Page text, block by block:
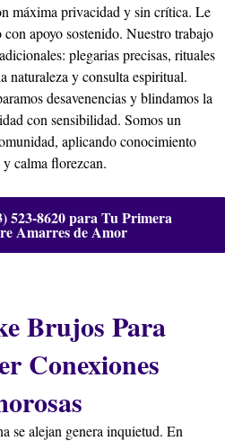
máxima privacidad y sin crítica. Le
apoyo sostenido. Nuestro trabajo
plegarias precisas, rituales
naturaleza y consulta espiritual.
desavenencias y blindamos la
con sensibilidad. Somos un
aplicando conocimiento
calma florezcan.
523-8620 para Tu Primera
Amarres de Amor
Brujos Para
Conexiones
se alejan genera inquietud. En